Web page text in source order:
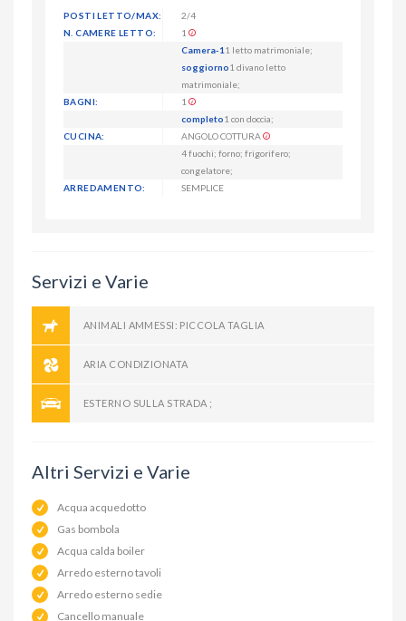
POSTI LETTO/MAX:
2/4
N. CAMERE LETTO:
1
Camera-1 1 letto matrimoniale;
soggiorno1 divano letto
matrimoniale;
BAGNI:
1
completo1 con doccia;
CUCINA:
ANGOLO COTTURA
4 fuochi; forno; frigorifero;
congelatore;
ARREDAMENTO:
SEMPLICE
Servizi e Varie
ANIMALI AMMESSI: PICCOLA TAGLIA
ARIA CONDIZIONATA
ESTERNO SULLA STRADA ;
Altri Servizi e Varie
Acqua acquedotto
Gas bombola
Acqua calda boiler
Arredo esterno tavoli
Arredo esterno sedie
Cancello manuale